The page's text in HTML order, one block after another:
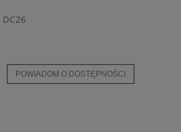
POWIADOM O DOSTĘPNOŚCI